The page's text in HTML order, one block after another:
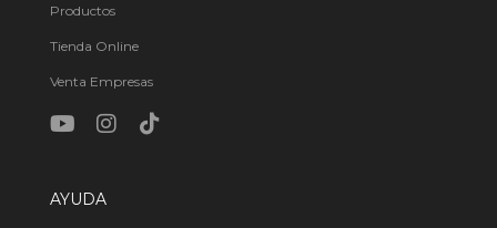
Productos
Tienda Online
Venta Empresas
AYUDA